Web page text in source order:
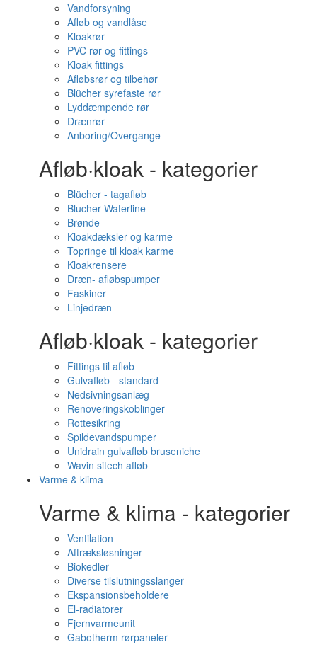
Vandforsyning
Afløb og vandlåse
Kloakrør
PVC rør og fittings
Kloak fittings
Afløbsrør og tilbehør
Blücher syrefaste rør
Lyddæmpende rør
Drænrør
Anboring/Overgange
Afløb·kloak - kategorier
Blücher - tagafløb
Blucher Waterline
Brønde
Kloakdæksler og karme
Topringe til kloak karme
Kloakrensere
Dræn- afløbspumper
Faskiner
Linjedræn
Afløb·kloak - kategorier
Fittings til afløb
Gulvafløb - standard
Nedsivningsanlæg
Renoveringskoblinger
Rottesikring
Spildevandspumper
Unidrain gulvafløb bruseniche
Wavin sitech afløb
Varme & klima
Varme & klima - kategorier
Ventilation
Aftræksløsninger
Biokedler
Diverse tilslutningsslanger
Ekspansionsbeholdere
El-radiatorer
Fjernvarmeunit
Gabotherm rørpaneler